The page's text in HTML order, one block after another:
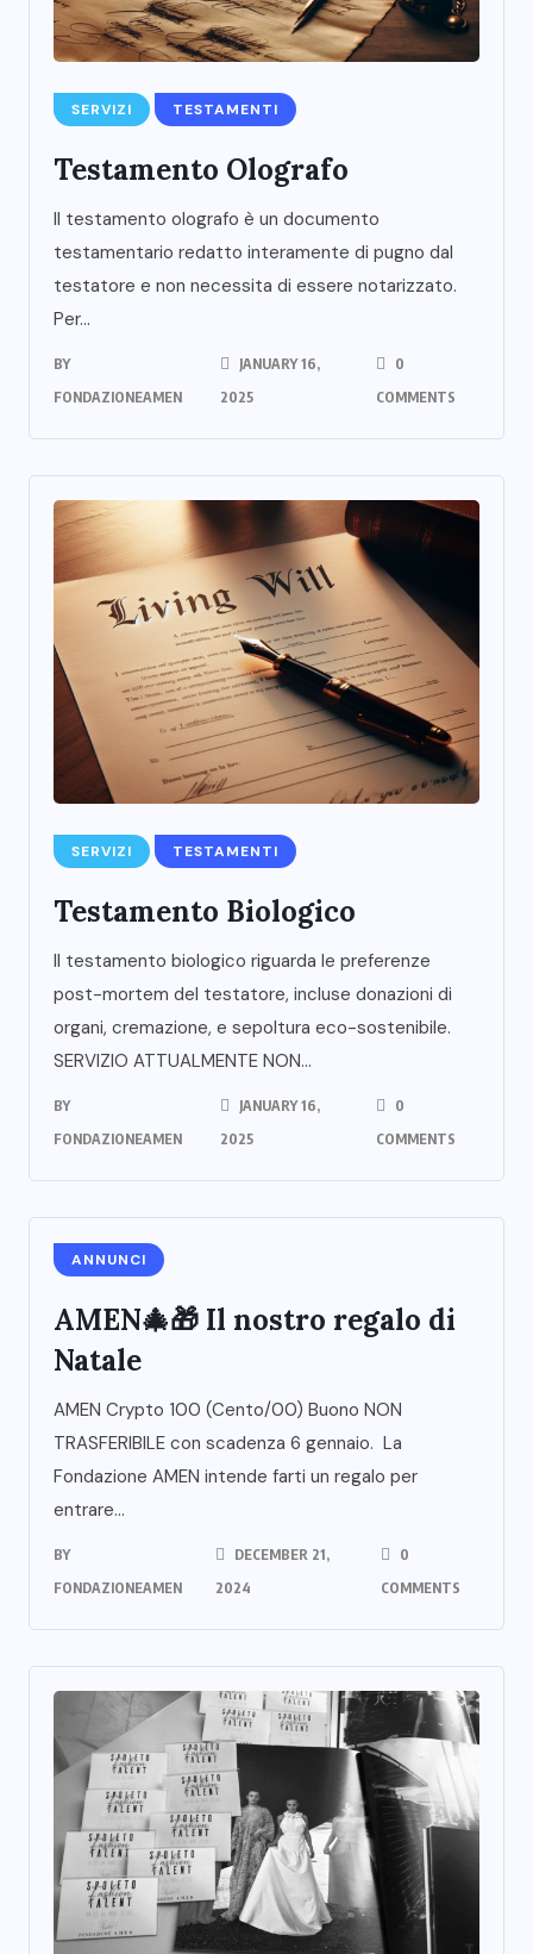
SERVIZI TESTAMENTI
Testamento Olografo
Il testamento olografo è un documento
testamentario redatto interamente di pugno dal
testatore e non necessita di essere notarizzato.
Per...
BY
FONDAZIONEAMEN
JANUARY 16,
2025
0
COMMENTS
SERVIZI TESTAMENTI
Testamento Biologico
Il testamento biologico riguarda le preferenze
post-mortem del testatore, incluse donazioni di
organi, cremazione, e sepoltura eco-sostenibile.
SERVIZIO ATTUALMENTE NON...
BY
FONDAZIONEAMEN
JANUARY 16,
2025
0
COMMENTS
ANNUNCI
AMEN🎄🎁 Il nostro regalo di
Natale
AMEN Crypto 100 (Cento/00) Buono NON
TRASFERIBILE con scadenza 6 gennaio. La
Fondazione AMEN intende farti un regalo per
entrare...
BY
FONDAZIONEAMEN
DECEMBER 21,
2024
0
COMMENTS